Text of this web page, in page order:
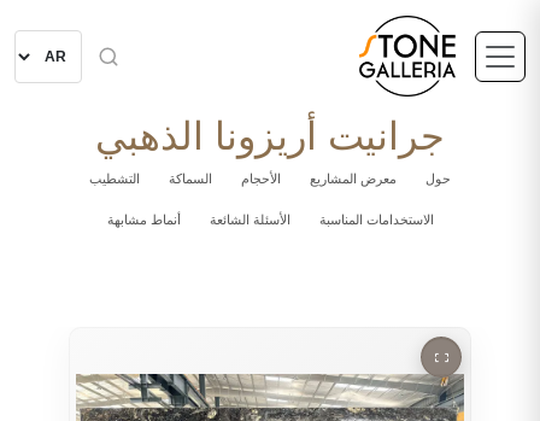
جرانيت أريزونا الذهبي
حول معرض المشاريع الأحجام السماكة التشطيب
الاستخدامات المناسبة الأسئلة الشائعة أنماط مشابهة